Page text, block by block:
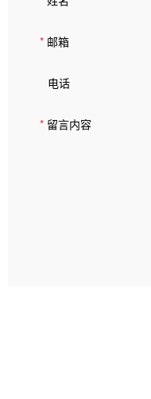
* 邮箱
电话
* 留言内容